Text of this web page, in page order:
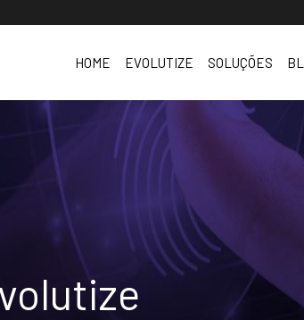
HOME EVOLUTIZE
Quem somos
SOLUÇÕES
Evolutize ERP
Especializações
Cases
Parceiros